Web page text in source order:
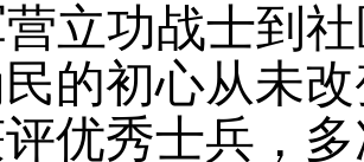
立功战士到
的初心从未
优秀士兵，